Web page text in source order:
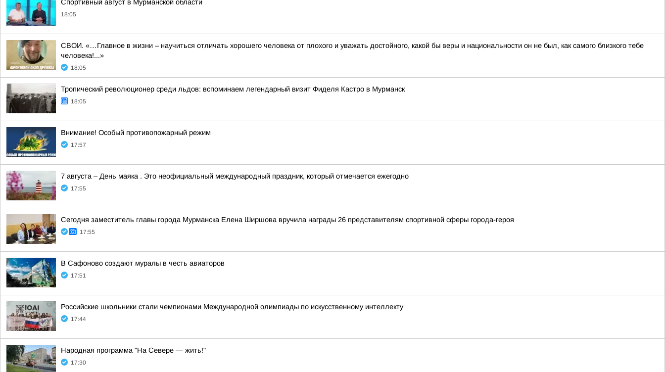
Спортивный август в Мурманской области
18:05
СВОИ. «…Главное в жизни – научиться отличать хорошего человека от плохого и уважать достойного, какой бы веры и национальности он не был, как самого близкого тебе
человека!...»
18:05
Тропический революционер среди льдов: вспоминаем легендарный визит Фиделя Кастро в Мурманск
18:05
Внимание! Особый противопожарный режим
17:57
7 августа – День маяка . Это неофициальный международный праздник, который отмечается ежегодно
17:55
Сегодня заместитель главы города Мурманска Елена Ширшова вручила награды 26 представителям спортивной сферы города-героя
17:55
В Сафоново создают муралы в честь авиаторов
17:51
Российские школьники стали чемпионами Международной олимпиады по искусственному интеллекту
17:44
Народная программа "На Севере — жить!"
17:30